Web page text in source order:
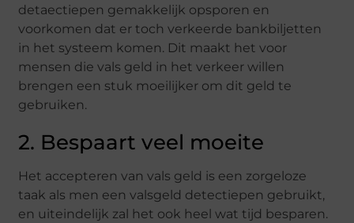
detaectiepen gemakkelijk opsporen en
voorkomen dat er toch verkeerde bankbiljetten
in het systeem komen. Dit maakt het voor
mensen die vals geld in het verkeer willen
brengen een stuk moeilijker om dit geld te
gebruiken.
2. Bespaart veel moeite
Het accepteren van vals geld is een zorgeloze
taak als men een valsgeld detectiepen gebruikt,
en uiteindelijk zal het ook heel wat tijd besparen.